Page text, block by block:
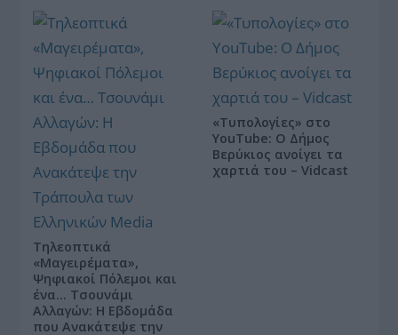
Τηλεοπτικά
«Μαγειρέματα»,
Ψηφιακοί Πόλεμοι και
ένα… Τσουνάμι
Αλλαγών: Η Εβδομάδα
που Ανακάτεψε την
«Τυπολογίες» στο
YouTube: Ο Δήμος
Βερύκιος ανοίγει τα
χαρτιά του – Vidcast